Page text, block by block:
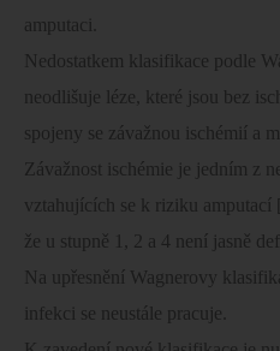
amputaci.
Nedostatkem klasifikace podle
neodlišuje léze, které jsou bez
spojeny se závažnou ischémií a
Závažnost ischémie je jedním z
vztahujících se k riziku amputací
že u stupně 1, 2 a 4 není jasně
Na upřesnění Wagnerovy
infekci se neustále pracuje.